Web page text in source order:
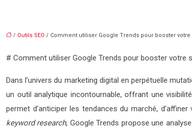
/ Outils SEO / Comment utiliser Google Trends pour booster votre
# Comment utiliser Google Trends pour booster votre
Dans l’univers du marketing digital en perpétuelle
un outil analytique incontournable, offrant une
permet d’anticiper les tendances du marché,
keyword research, Google Trends propose une